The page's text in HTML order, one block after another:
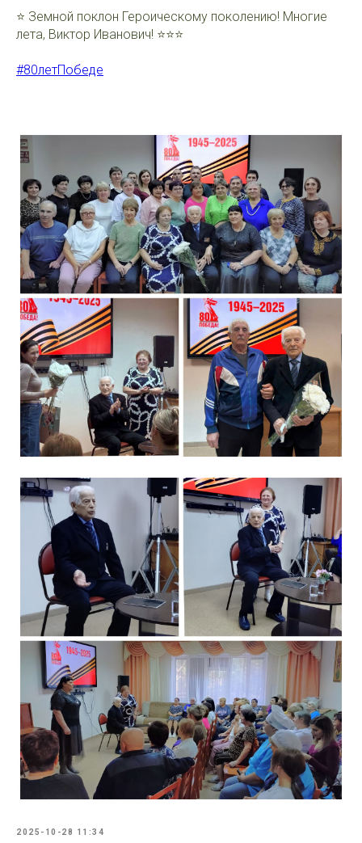
⭐️ Земной поклон Героическому поколению! Многие
лета, Виктор Иванович! ⭐️⭐️⭐️
#80летПобеде
2025-10-28 11:34